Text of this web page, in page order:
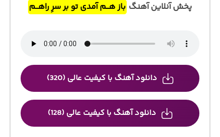
پخش آنلاین آهنگ باز هــم آمدی تو بر سرِ راهــم
دانلود آهنگ با کیفیت عالی (320)
دانلود آهنگ با کیفیت عالی (128)